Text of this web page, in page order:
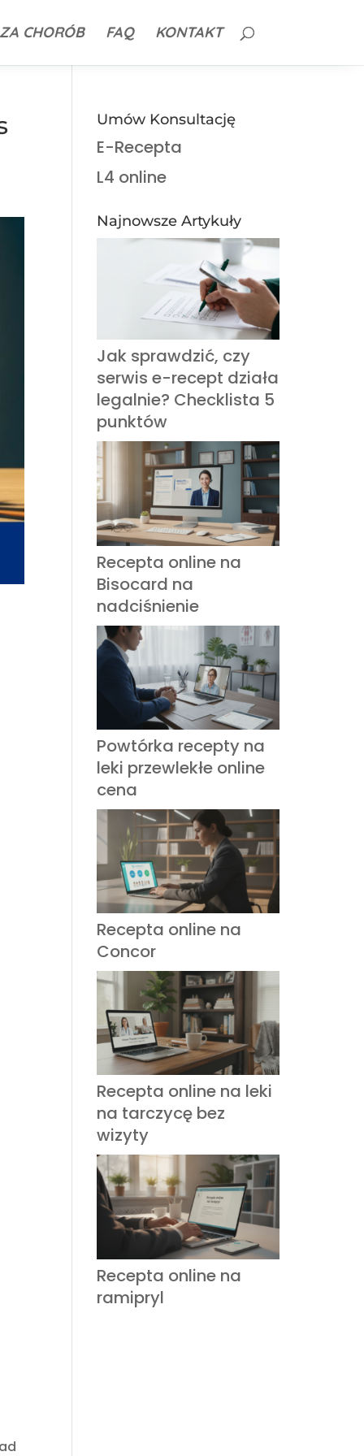
CHORÓB FAQ KONTAKT
Umów Konsultację
E-Recepta
L4 online
Najnowsze Artykuły
Jak sprawdzić, czy
serwis e-recept działa
legalnie? Checklista 5
punktów
Recepta online na
Bisocard na
nadciśnienie
Powtórka recepty na
leki przewlekłe online
cena
Recepta online na
Concor
Recepta online na leki
na tarczycę bez
wizyty
Recepta online na
ramipryl